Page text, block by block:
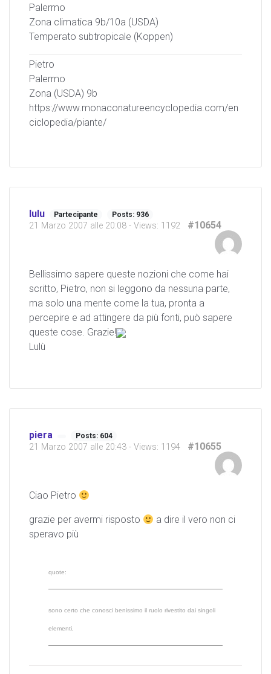
Palermo
Zona climatica 9b/10a (USDA)
Temperato subtropicale (Koppen)
Pietro
Palermo
Zona (USDA) 9b
https://www.monaconatureencyclopedia.com/en
ciclopedia/piante/
lulu Partecipante Posts: 936
21 Marzo 2007 alle 20:08 - Views: 1192 #10654
Bellissimo sapere queste nozioni che come hai
scritto, Pietro, non si leggono da nessuna parte,
ma solo una mente come la tua, pronta a
percepire e ad attingere da più fonti, può sapere
queste cose. Grazie!
Lulù
piera Posts: 604
21 Marzo 2007 alle 20:43 - Views: 1194 #10655
Ciao Pietro
grazie per avermi risposto
a dire il vero non ci
speravo più
quote:
sono certo che conosci benissimo il ruolo rivestito dai singoli
elementi,